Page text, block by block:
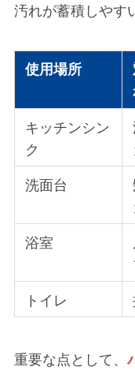
汚れが蓄積しやす
使用場所
キッチンシン
ク
洗面台
浴室
トイレ
重要な点として、